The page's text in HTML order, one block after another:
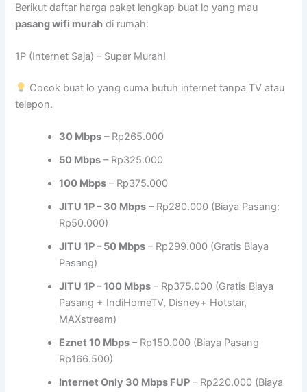
Berikut daftar harga paket lengkap buat lo yang mau
pasang wifi murah di rumah:
1P (Internet Saja) – Super Murah!
Cocok buat lo yang cuma butuh internet tanpa TV atau
telepon.
30 Mbps – Rp265.000
50 Mbps – Rp325.000
100 Mbps – Rp375.000
JITU 1P – 30 Mbps – Rp280.000 (Biaya Pasang:
Rp50.000)
JITU 1P – 50 Mbps – Rp299.000 (Gratis Biaya
Pasang)
JITU 1P – 100 Mbps – Rp375.000 (Gratis Biaya
Pasang + IndiHomeTV, Disney+ Hotstar,
MAXstream)
Eznet 10 Mbps – Rp150.000 (Biaya Pasang
Rp166.500)
Internet Only 30 Mbps FUP – Rp220.000 (Biaya